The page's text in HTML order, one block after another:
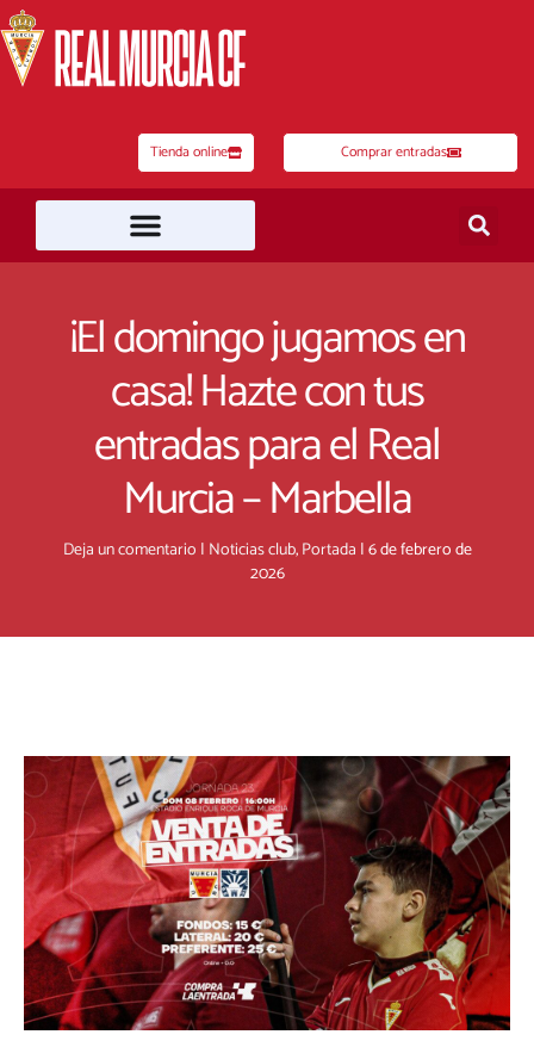
al
contenido
Tienda online Comprar entradas
¡El domingo jugamos en
casa! Hazte con tus
entradas para el Real
Murcia – Marbella
Deja un comentario | Noticias club,Portada |6 de febrero de
2026